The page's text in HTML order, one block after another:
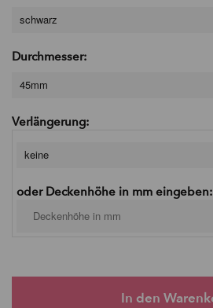
schwarz
Durchmesser:
45mm
Verlängerung:
keine
oder Deckenhöhe in mm eingeben: